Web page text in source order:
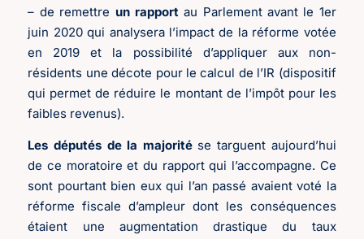
– de remettre un rapportau Parlement avant le 1er
juin 2020 qui analysera l’impact de la réforme votée
en 2019 et la possibilité d’appliquer aux non-
résidents une décote pour le calcul de l’IR (dispositif
qui permet de réduire le montant de l’impôt pour les
faibles revenus).
Les députés de la majoritése targuent aujourd’hui
de ce moratoire et du rapport qui l’accompagne. Ce
sont pourtant bien eux qui l’an passé avaient voté la
réforme fiscale d’ampleur dont les conséquences
étaient une augmentation drastique du taux